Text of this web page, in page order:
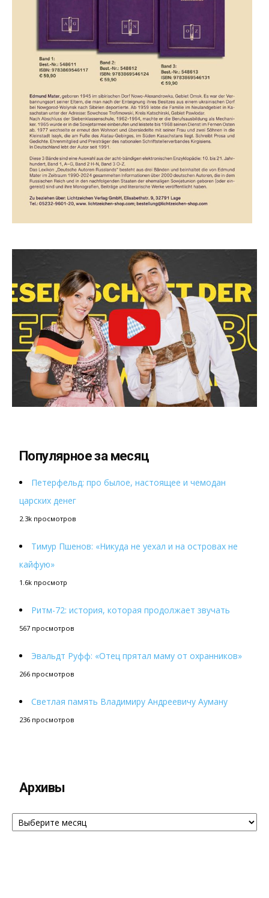
Популярное за месяц
Петерфельд: про былое, настоящее и чемодан
царских денег
2.3k просмотров
Тимур Пшенов: «Никуда не уехал и на островах не
кайфую»
1.6k просмотр
Ритм-72: история, которая продолжает звучать
567 просмотров
Эвальдт Руфф: «Отец прятал маму от охранников»
266 просмотров
Светлая память Владимиру Андреевичу Ауману
236 просмотров
Архивы
Архивы